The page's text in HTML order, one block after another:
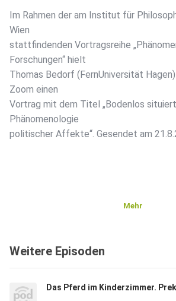
Im Rahmen der am Institut für
Wien
stattfindenden Vortragsreihe
Forschungen“ hielt
Thomas Bedorf (FernUniversität
Zoom einen
Vortrag mit dem Titel „Bodenlos
Phänomenologie
politischer Affekte“. Gesendet am
Mehr
Weitere Episoden